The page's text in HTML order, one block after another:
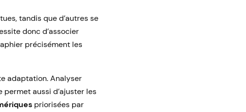
tandis que d’autres se
donc d’associer
précisément les
adaptation. Analyser
aussi d’ajuster les
priorisées par